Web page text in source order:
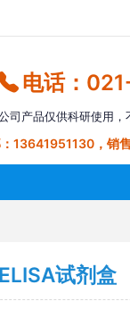
电话：
司产品仅供科研使用，
13641951130，销
试剂盒